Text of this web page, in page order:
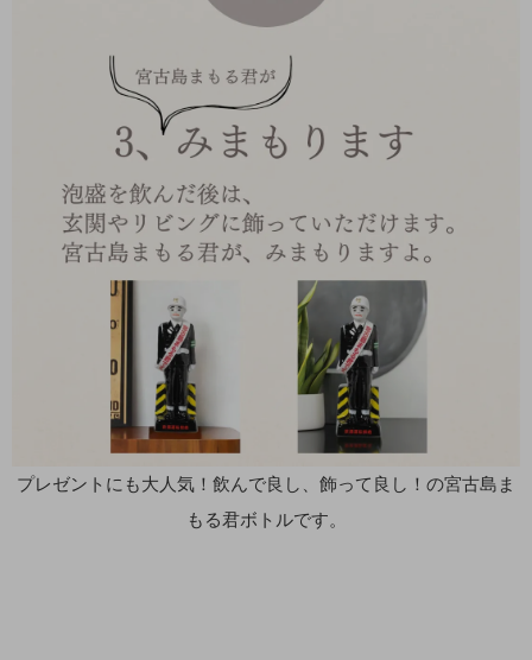
プレゼントにも大人気！飲んで良し、飾って良し！の宮古島ま
もる君ボトルです。